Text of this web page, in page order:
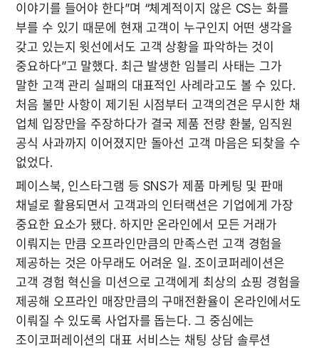
이야기를 들어야 한다”며 “체계적이지 않은 CS는 화를
부를 수 있기 때문에 현재 고객이 누구인지 어떤 생각을
갖고 있는지 윗선에서도 고객 상황을 파악하는 것이
중요하다”고 말했다. 최근 발생한 임블리 사태는 그가
말한 고객 관리 실패의 대표적인 사례라고도 볼 수 있다.
처음 불만 사항이 제기된 시점부터 고객의견은 무시한 채
업체 입장만을 주장하다가 결국 제품 전량 환불, 임직원
공식 사과까지 이어졌지만 돌아선 고객 마음은 되찾을 수
없었다.
페이스북, 인스타그램 등 SNS가 제품 마케팅 및 판매
채널로 활용되면서 고객과의 인터랙션은 기업에게 가장
중요한 요소가 됐다. 하지만 온라인에서 모든 거래가
이뤄지는 만큼 오프라인만큼의 만족스런 고객 경험을
제공하는 것은 아무래도 어려운 일. 조이코퍼레이션은
고객 경험 혁신을 미션으로 고객에게 최상의 쇼핑 경험을
제공해 오프라인 매장만큼의 구매전환율이 온라인에서도
이뤄질 수 있도록 사업자를 돕는다. 그 중심에는
조이코퍼레이션의 대표 서비스는 채팅 상담 솔루션